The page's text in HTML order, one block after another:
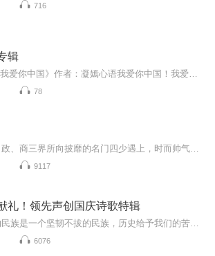
716
辑
78
9117
礼！领先声创国庆诗歌特辑
6076